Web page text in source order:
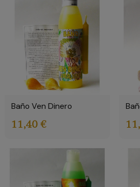
Baño Ven Dinero
11,40 €